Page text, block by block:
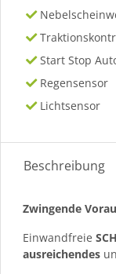
Start Stop
Regensensor
Lichtsensor
Beschreibung
Zwingende
Einwandfreie
ausreichendes